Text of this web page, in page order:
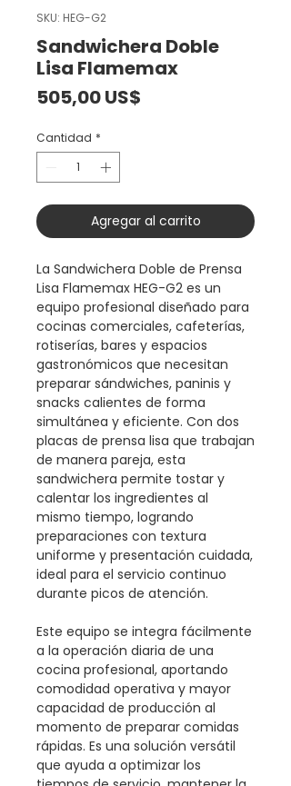
SKU: HEG-G2
Sandwichera Doble
Lisa Flamemax
505,00 US$
Cantidad *
Agregar al carrito
La Sandwichera Doble de Prensa
Lisa Flamemax HEG-G2 es un
equipo profesional diseñado para
cocinas comerciales, cafeterías,
rotiserías, bares y espacios
gastronómicos que necesitan
preparar sándwiches, paninis y
snacks calientes de forma
simultánea y eficiente. Con dos
placas de prensa lisa que trabajan
de manera pareja, esta
sandwichera permite tostar y
calentar los ingredientes al
mismo tiempo, logrando
preparaciones con textura
uniforme y presentación cuidada,
ideal para el servicio continuo
durante picos de atención.
Este equipo se integra fácilmente
a la operación diaria de una
cocina profesional, aportando
comodidad operativa y mayor
capacidad de producción al
momento de preparar comidas
rápidas. Es una solución versátil
que ayuda a optimizar los